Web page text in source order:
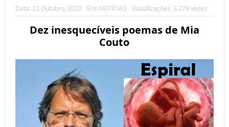
Data: 22 Outubro, 2020 Em: NOTÍCIAS Visualizações: 3.276 vezes
Dez inesquecíveis poemas de Mia
Couto